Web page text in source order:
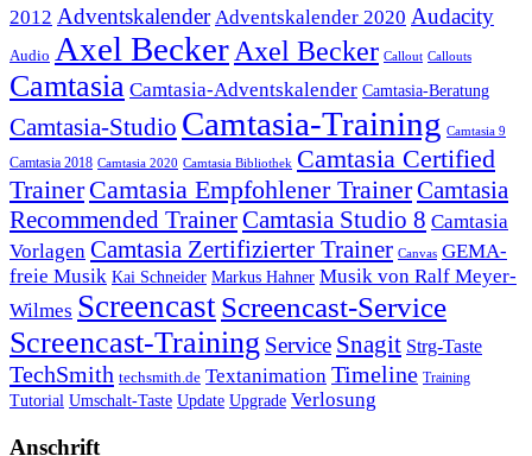
2012 Adventskalender Adventskalender 2020 Audacity
Audio Axel BeckerAxel Becker Callout Callouts
Camtasia Camtasia-Adventskalender Camtasia-Beratung
Camtasia-Studio Camtasia-Training Camtasia 9
Camtasia 2018 Camtasia 2020 Camtasia Bibliothek Camtasia Certified
Trainer Camtasia Empfohlener TrainerCamtasia
Recommended TrainerCamtasia Studio 8 Camtasia
Vorlagen Camtasia Zertifizierter Trainer Canvas GEMA-
freie Musik Kai Schneider Markus Hahner Musik von Ralf Meyer-
Wilmes ScreencastScreencast-Service
Screencast-Training Service Snagit Strg-Taste
TechSmith techsmith.de Textanimation Timeline Training
Tutorial Umschalt-Taste Update Upgrade Verlosung
Anschrift